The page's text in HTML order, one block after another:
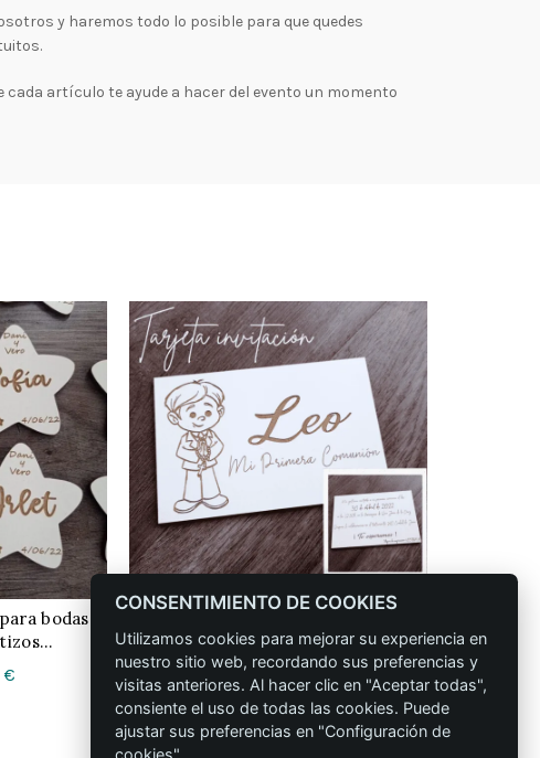
y haremos todo lo posible para que quedes
artículo te ayude a hacer del evento un momento
bodas,
€Rango
3,00 € - 3,90€Rango
de
precios:
desde
CONSENTIMIENTO DE COOKIES
Utilizamos cookies para mejorar su experiencia en
nuestro sitio web, recordando sus preferencias y
visitas anteriores. Al hacer clic en "Aceptar todas",
consiente el uso de todas las cookies. Puede
ajustar sus preferencias en "Configuración de
cookies".